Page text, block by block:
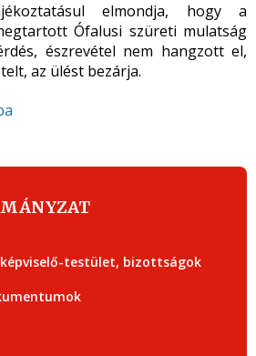
elmondja, hogy a
Ófalusi szüreti mulatság
észrevétel nem hangzott el,
az ülést bezárja.
testület, bizottságok